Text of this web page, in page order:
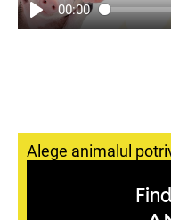
00:00
Alege animalul